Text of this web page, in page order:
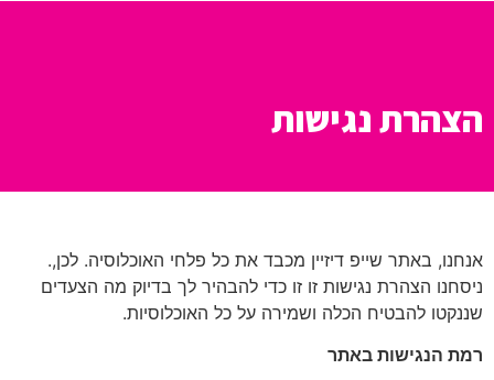
הצהרת נגישות
.אנחנו, באתר שייפ דיזיין מכבד‫‬ את כל פלחי האוכלוסיה. לכן,
ניסחנו הצהרת נגישות זו זו כדי להבהיר לך בדיוק מה הצעדים
.שננקטו להבטיח הכלה ושמירה על כל האוכלוסיות
רמת הנגישות באתר